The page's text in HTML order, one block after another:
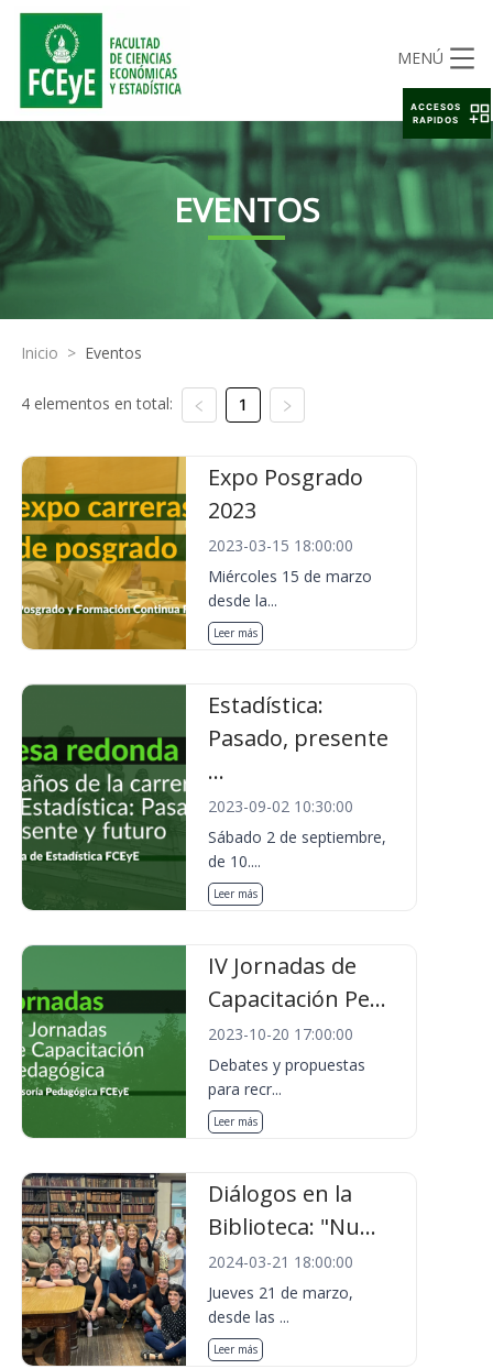
MENÚ
EVENTOS
Inicio > Eventos
4 elementos en total: 1
Expo Posgrado
2023
2023-03-15 18:00:00
Miércoles 15 de marzo
desde la...
Leer más
Estadística:
Pasado, presente
...
2023-09-02 10:30:00
Sábado 2 de septiembre,
de 10....
Leer más
IV Jornadas de
Capacitación Pe...
2023-10-20 17:00:00
Debates y propuestas
para recr...
Leer más
Diálogos en la
Biblioteca: "Nu...
2024-03-21 18:00:00
Jueves 21 de marzo,
desde las ...
Leer más
ACCESOS
RAPIDOS